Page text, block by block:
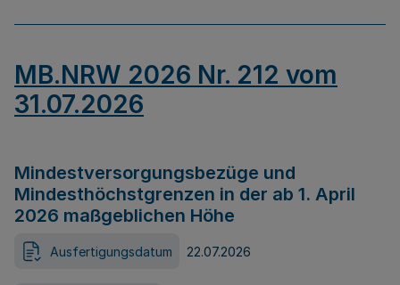
MB.NRW 2026 Nr. 212 vom
31.07.2026
Mindestversorgungsbezüge und
Mindesthöchstgrenzen in der ab 1. April
2026 maßgeblichen Höhe
Ausfertigungsdatum 22.07.2026